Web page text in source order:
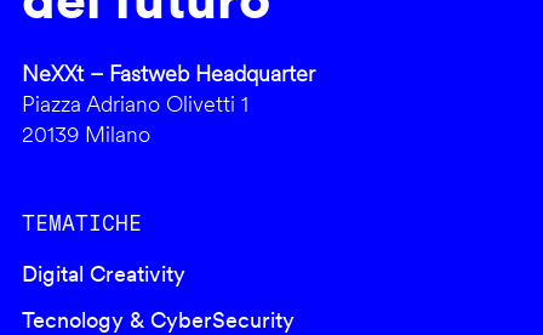
NeXXt – Fastweb Headquarter
Piazza Adriano Olivetti 1
20139 Milano
TEMATICHE
Digital Creativity
Tecnology & CyberSecurity